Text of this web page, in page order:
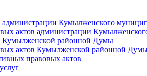
Кумылженского
актов администрации
Кумылженской районной Думы
актов Кумылженской районной
правовых актов